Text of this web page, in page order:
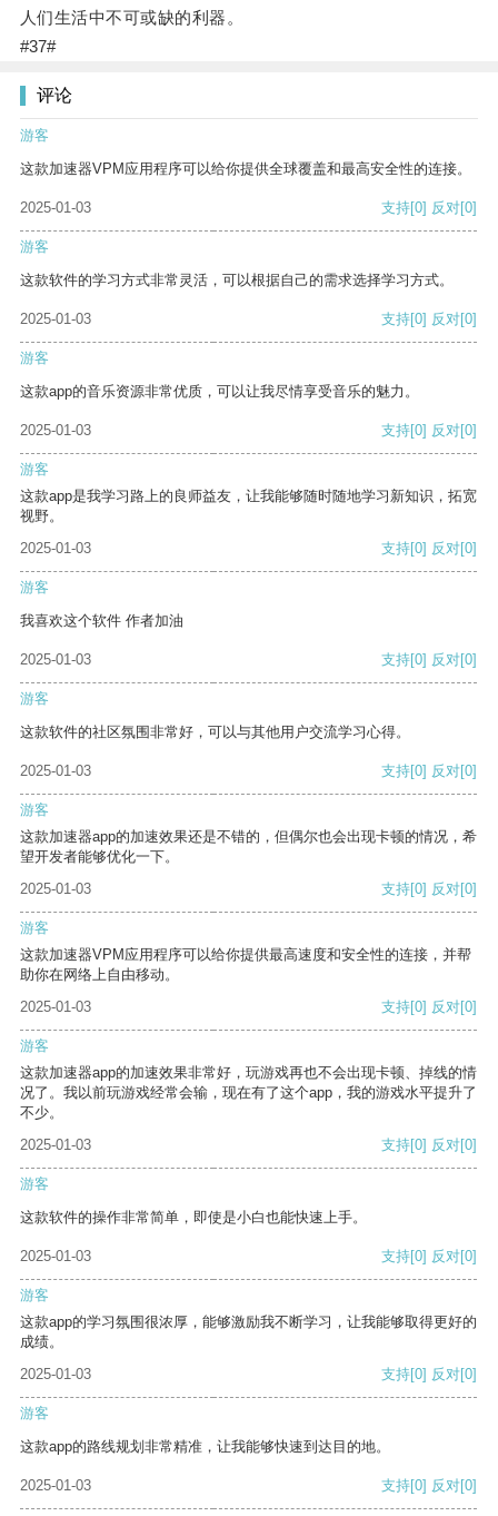
人们生活中不可或缺的利器。
#37#
评论
游客
这款加速器VPM应用程序可以给你提供全球覆盖和最高安全性的连接。
2025-01-03 支持[0] 反对[0]
游客
这款软件的学习方式非常灵活，可以根据自己的需求选择学习方式。
2025-01-03 支持[0] 反对[0]
游客
这款app的音乐资源非常优质，可以让我尽情享受音乐的魅力。
2025-01-03 支持[0] 反对[0]
游客
这款app是我学习路上的良师益友，让我能够随时随地学习新知识，拓宽
视野。
2025-01-03
支持[0] 反对[0]
游客
我喜欢这个软件 作者加油
2025-01-03 支持[0] 反对[0]
游客
这款软件的社区氛围非常好，可以与其他用户交流学习心得。
2025-01-03 支持[0] 反对[0]
游客
这款加速器app的加速效果还是不错的，但偶尔也会出现卡顿的情况，希
望开发者能够优化一下。
2025-01-03
支持[0] 反对[0]
游客
这款加速器VPM应用程序可以给你提供最高速度和安全性的连接，并帮
助你在网络上自由移动。
2025-01-03
支持[0] 反对[0]
游客
这款加速器app的加速效果非常好，玩游戏再也不会出现卡顿、掉线的情
况了。我以前玩游戏经常会输，现在有了这个app，我的游戏水平提升了
不少。
2025-01-03
支持[0] 反对[0]
游客
这款软件的操作非常简单，即使是小白也能快速上手。
2025-01-03 支持[0] 反对[0]
游客
这款app的学习氛围很浓厚，能够激励我不断学习，让我能够取得更好的
成绩。
2025-01-03
支持[0] 反对[0]
游客
这款app的路线规划非常精准，让我能够快速到达目的地。
2025-01-03 支持[0] 反对[0]